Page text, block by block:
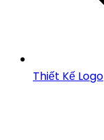
Thiết Kế Logo